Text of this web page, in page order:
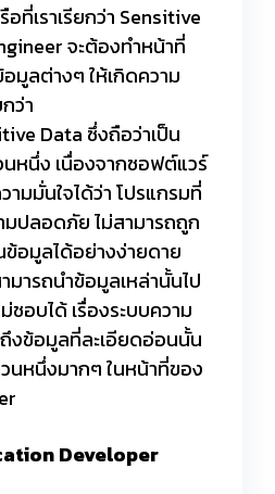
ที่เราเรียกว่า Sensitive
จะต้องทำหน้าที่
มูลต่างๆ ให้เกิดความ
ว่า
Data ซึ่งถือว่าเป็น
หนึ่ง เนื่องจากซอฟต์แวร์
มมั่นใจได้ว่า โปรแกรมที่
มปลอดภัย ไม่สามารถถูก
ข้อมูลได้อย่างง่ายดาย
ารถนำข้อมูลเหล่านั้นไป
ชอบได้ เรื่องระบบความ
งข้อมูลที่ละเอียดอ่อนนั้น
หนึ่งมากๆ ในหน้าที่ของ
Developer